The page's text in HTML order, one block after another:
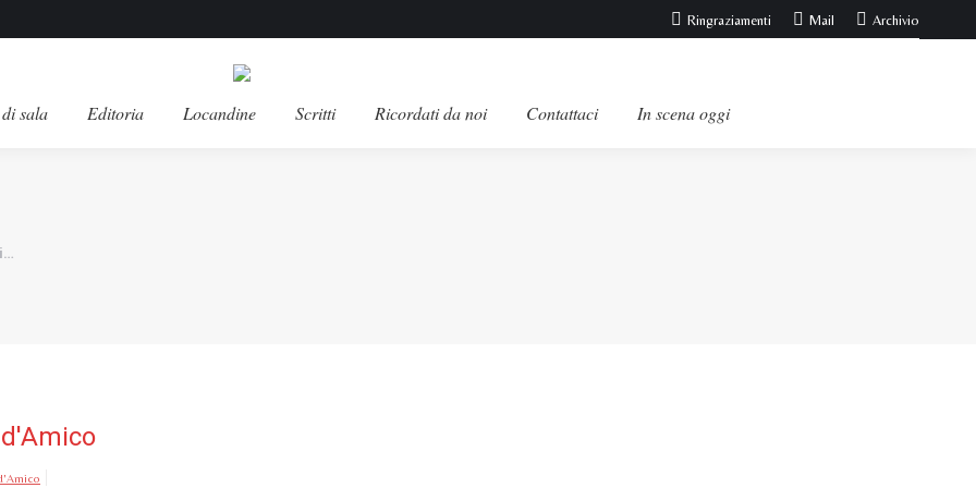
Ringraziamenti Mail Archivio
sala Editoria Locandine Scritti Ricordati da noi Contattaci In scena oggi